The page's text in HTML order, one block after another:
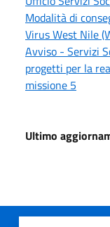
Modalità di
Virus West Nile
Avviso - Servizi
progetti per la
missione 5
Ultimo